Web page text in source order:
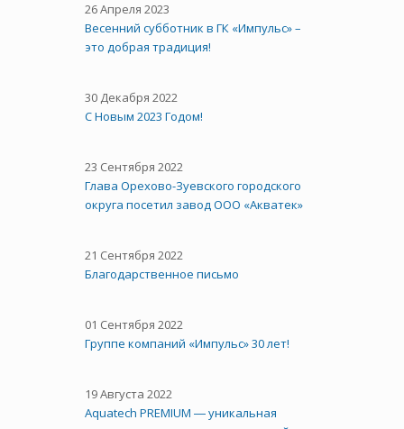
26 Апреля 2023
Весенний субботник в ГК «Импульс» –
это добрая традиция!
30 Декабря 2022
С Новым 2023 Годом!
23 Сентября 2022
Глава Орехово-Зуевского городского
округа посетил завод ООО «Акватек»
21 Сентября 2022
Благодарственное письмо
01 Сентября 2022
Группе компаний «Импульс» 30 лет!
19 Августа 2022
Aquatech PREMIUM ― уникальная